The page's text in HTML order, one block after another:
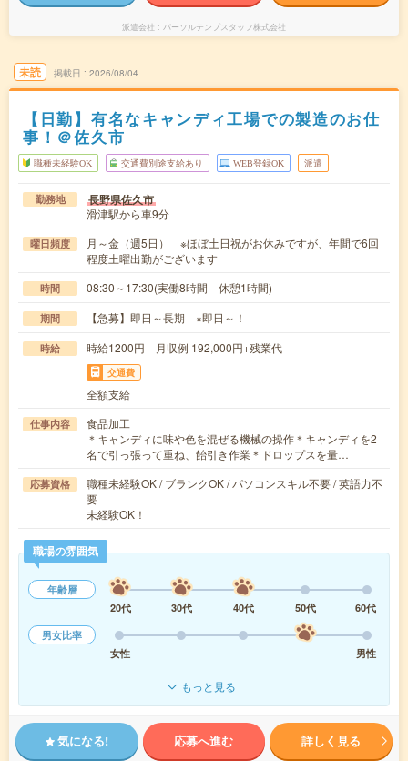
派遣会社 パーソルテンプスタッフ株式会社
未読 掲載日 2026/08/04
【日勤】有名なキャンディ工場での製造のお仕
事！＠佐久市
職種未経験OK 交通費別途支給あり WEB登録OK 派遣
勤務地 長野県佐久市
滑津駅から車9分
曜日頻度
月～金（週5日） ※ほぼ土日祝がお休みですが、年間で6回
程度土曜出勤がございます
時間 08:30～17:30(実働8時間 休憩1時間)
期間 【急募】即日～長期 ※即日～！
時給 時給1200円 月収例 192,000円+残業代
交通費
全額支給
仕事内容
食品加工
＊キャンディに味や色を混ぜる機械の操作＊キャンディを2
名で引っ張って重ね、飴引き作業＊ドロップスを量…
応募資格
職種未経験OK / ブランクOK / パソコンスキル不要 / 英語力不
要
未経験OK！
職場の雰囲気
年齢層
20代
30代 40代 50代
60代
男女比率
女性
男性
もっと見る
気になる! 応募へ進む 詳しく見る